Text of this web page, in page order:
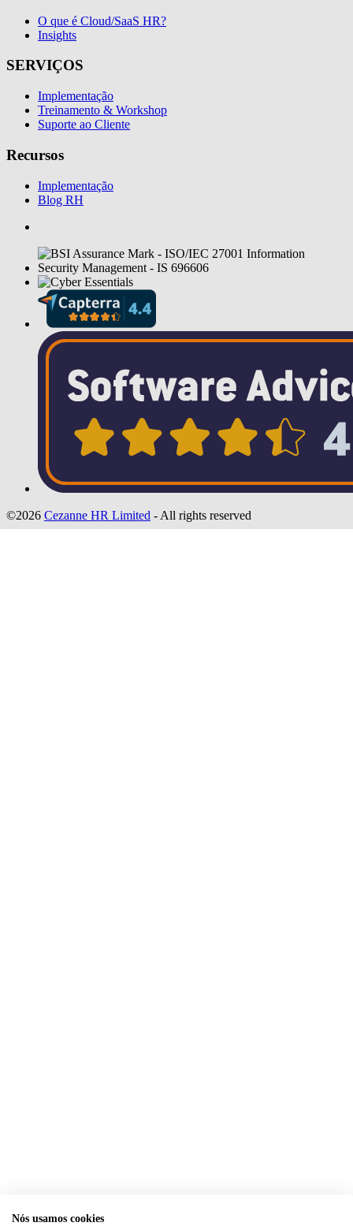
O que é Cloud/SaaS HR?
Insights
SERVIÇOS
Implementação
Treinamento & Workshop
Suporte ao Cliente
Recursos
Implementação
Blog RH
©2026 Cezanne HR Limited - All rights reserved
Nós usamos cookies